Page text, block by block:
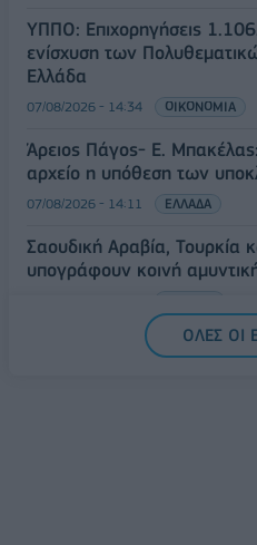
ΥΠΠΟ: Επιχορηγήσεις
ενίσχυση των
Ελλάδα
07/08/2026 - 14:34 ΟΙΚΟΝΟΜΙΑ
Άρειος Πάγος- Ε.
αρχείο η υπόθεση των
07/08/2026 - 14:11 ΕΛΛΑΔΑ
Σαουδική Αραβία, Τουρκία
υπογράφουν κοινή
ΟΛΕΣ ΟΙ